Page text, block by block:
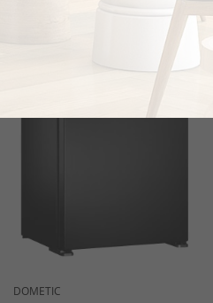
DOMETIC